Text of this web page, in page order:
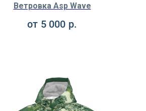
Ветровка Asp Wave
от 5 000 р.